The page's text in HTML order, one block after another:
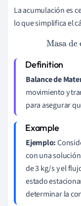
La acumulación es
lo que simplifica el
Masa
Balance de
movimiento y
para asegurar
Ejemplo:
con una
de 3 kg/s y el
estado
determinar la